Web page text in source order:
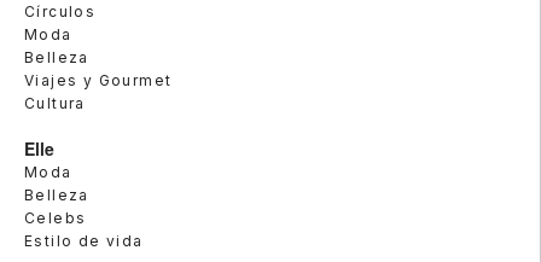
Círculos
Moda
Belleza
Viajes y Gourmet
Cultura
Elle
Moda
Belleza
Celebs
Estilo de vida